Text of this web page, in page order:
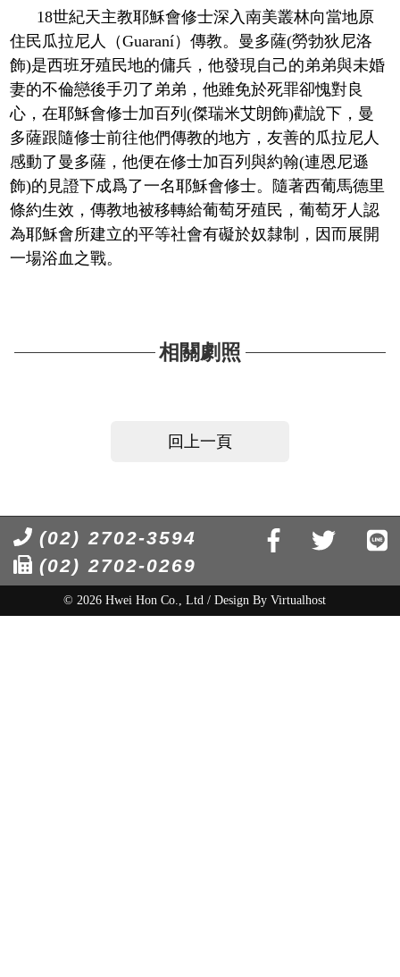
18世紀天主教耶穌會修士深入南美叢林向當地原
住民瓜拉尼人（Guaraní）傳教。曼多薩(勞勃狄尼洛
飾)是西班牙殖民地的傭兵，他發現自己的弟弟與未婚
妻的不倫戀後手刃了弟弟，他雖免於死罪卻愧對良
心，在耶穌會修士加百列(傑瑞米艾朗飾)勸說下，曼
多薩跟隨修士前往他們傳教的地方，友善的瓜拉尼人
感動了曼多薩，他便在修士加百列與約翰(連恩尼遜
飾)的見證下成爲了一名耶穌會修士。隨著西葡馬德里
條約生效，傳教地被移轉給葡萄牙殖民，葡萄牙人認
為耶穌會所建立的平等社會有礙於奴隸制，因而展開
一場浴血之戰。
相關劇照
回上一頁
(02) 2702-3594
(02) 2702-0269
© 2026 Hwei Hon Co., Ltd / Design By Virtualhost